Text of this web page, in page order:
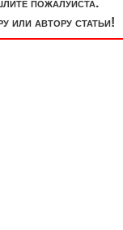
или автору статьи!